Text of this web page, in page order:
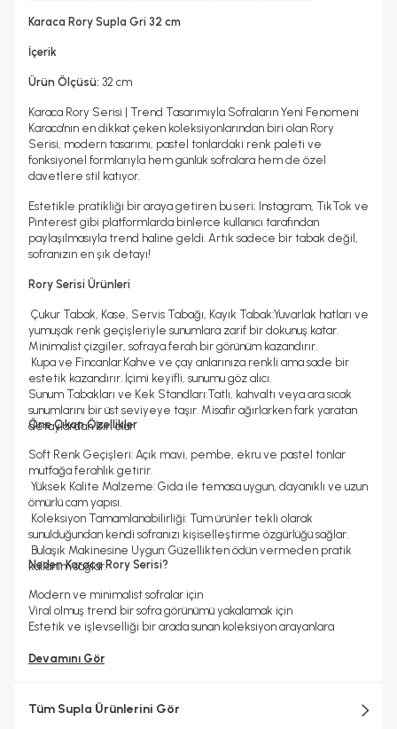
Karaca Rory Supla Gri 32 cm
İçerik
Ürün Ölçüsü: 32 cm
Karaca Rory Serisi | Trend Tasarımıyla Sofraların Yeni Fenomeni
Karaca'nın en dikkat çeken koleksiyonlarından biri olan Rory
Serisi, modern tasarımı, pastel tonlardaki renk paleti ve
fonksiyonel formlarıyla hem günlük sofralara hem de özel
davetlere stil katıyor.
Estetikle pratikliği bir araya getiren bu seri; Instagram, TikTok ve
Pinterest gibi platformlarda binlerce kullanıcı tarafından
paylaşılmasıyla trend haline geldi. Artık sadece bir tabak değil,
sofranızın en şık detayı!
Rory Serisi Ürünleri
Çukur Tabak, Kase, Servis Tabağı, Kayık Tabak:Yuvarlak hatları ve
yumuşak renk geçişleriyle sunumlara zarif bir dokunuş katar.
Minimalist çizgiler, sofraya ferah bir görünüm kazandırır.
Kupa ve Fincanlar:Kahve ve çay anlarınıza renkli ama sade bir
estetik kazandırır. İçimi keyifli, sunumu göz alıcı.
Sunum Tabakları ve Kek Standları:Tatlı, kahvaltı veya ara sıcak
sunumlarını bir üst seviyeye taşır. Misafir ağırlarken fark yaratan
detaylardan biri olur.
Öne Çıkan Özellikler
Soft Renk Geçişleri: Açık mavi, pembe, ekru ve pastel tonlar
mutfağa ferahlık getirir.
Yüksek Kalite Malzeme: Gıda ile temasa uygun, dayanıklı ve uzun
ömürlü cam yapısı.
Koleksiyon Tamamlanabilirliği: Tüm ürünler tekli olarak
sunulduğundan kendi sofranızı kişiselleştirme özgürlüğü sağlar.
Bulaşık Makinesine Uygun: Güzellikten ödün vermeden pratik
kullanım sağlar.
Neden Karaca Rory Serisi?
Modern ve minimalist sofralar için
Viral olmuş trend bir sofra görünümü yakalamak için
Estetik ve işlevselliği bir arada sunan koleksiyon arayanlara
Devamını Gör
Tüm Supla Ürünlerini Gör